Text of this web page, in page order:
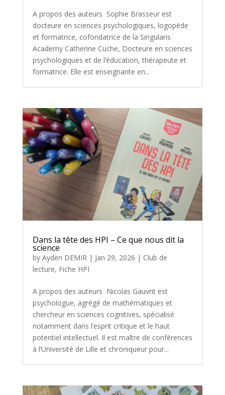
A propos des auteurs Sophie Brasseur est
docteure en sciences psychologiques, logopède
et formatrice, cofondatrice de la Singularis
Academy Catherine Cuche, Docteure en sciences
psychologiques et de l’éducation, thérapeute et
formatrice. Elle est enseignante en...
Dans la tête des HPI – Ce que nous dit la
science
by Ayden DEMIR| Jan 29, 2026 | Club de
lecture, Fiche HPI
A propos des auteurs Nicolas Gauvrit est
psychologue, agrégé de mathématiques et
chercheur en sciences cognitives, spécialisé
notamment dans l’esprit critique et le haut
potentiel intellectuel. Il est maître de conférences
à l’Université de Lille et chroniqueur pour...